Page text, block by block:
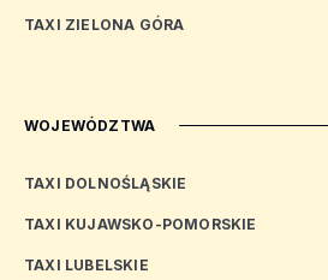
TAXI ZIELONA GÓRA
WOJEWÓDZTWA
TAXI DOLNOŚLĄSKIE
TAXI KUJAWSKO-POMORSKIE
TAXI LUBELSKIE